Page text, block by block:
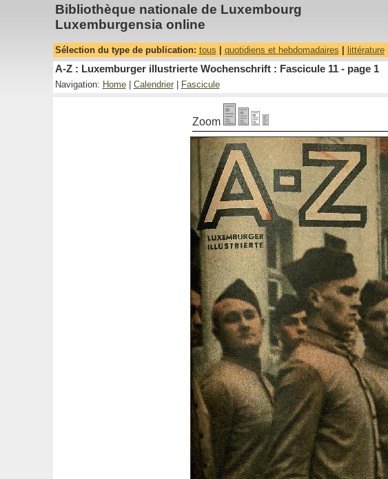
Bibliothèque nationale de Luxembourg
Luxemburgensia online
Sélection du type de publication: tous quotidiens et hebdomadaires littérature|
A-Z : Luxemburger illustrierte Wochenschrift : Fascicule 11 - page 1
Navigation: Home| Calendrier| Fascicule
Zoom